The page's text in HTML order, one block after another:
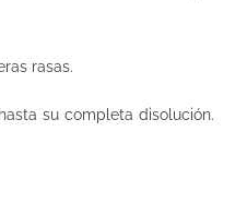
rasas.
su completa disolución.